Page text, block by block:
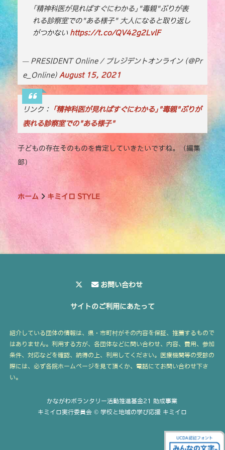
e
b
o
o
k
te
r
l
y
Li
k
｢精神科医が見ればすぐにわかる｣"毒親"ぶりが表
れる診察室での"ある様子" 大人になると取り返し
がつかない https://t.co/QV42g2LvlF
— PRESIDENT Online / プレジデントオンライン (@Pr
e_Online) August 15, 2021
リンク：
｢精神科医が見ればすぐにわかる｣"毒親"ぶりが
表れる診察室での"ある様子"
子どもの存在そのものを肯定していきたいですね。（編集
部）
ホーム キミイロ STYLE
お問い合わせ
サイトのご利用にあたって
紹介している団体の情報は、県・市町村がその内容を保証、推薦するもので
はありません。利用する方が、各団体などに問い合わせ、内容、費用、参加
条件、対応などを確認、納得の上、利用してください。医療機関等の受診の
際には、必ず各院ホームページを見て頂くか、電話にてお問い合わせ下さ
い。
かながわボランタリー活動推進基金21 助成事業
キミイロ実行委員会 © 学校と地域の学び応援 キミイロ